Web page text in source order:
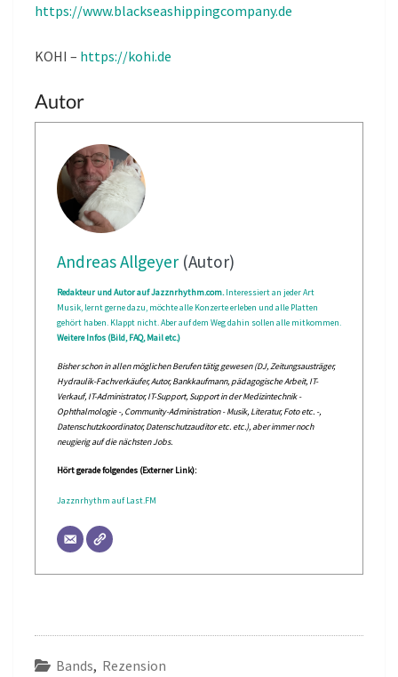
https://www.blackseashippingcompany.de
KOHI – https://kohi.de
Autor
Andreas Allgeyer(Autor)
Redakteur und Autor auf Jazznrhythm.com. Interessiert an jeder Art
Musik, lernt gerne dazu, möchte alle Konzerte erleben und alle Platten
gehört haben. Klappt nicht. Aber auf dem Weg dahin sollen alle mitkommen.
Weitere Infos (Bild, FAQ, Mail etc.)
Bisher schon in allen möglichen Berufen tätig gewesen (DJ, Zeitungsausträger,
Hydraulik-Fachverkäufer, Autor, Bankkaufmann, pädagogische Arbeit, IT-
Verkauf, IT-Administrator, IT-Support, Support in der Medizintechnik -
Ophthalmologie -, Community-Administration - Musik, Literatur, Foto etc. -,
Datenschutzkoordinator, Datenschutzauditor etc. etc.), aber immer noch
neugierig auf die nächsten Jobs.
Hört gerade folgendes (Externer Link):
Jazznrhythm auf Last.FM
Bands, Rezension